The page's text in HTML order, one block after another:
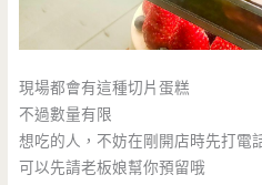
現場都會有這種切片蛋糕
不過數量有限
想吃的人，不妨在剛開店時先打電
可以先請老板娘幫你預留哦